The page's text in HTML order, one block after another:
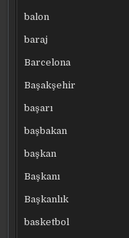
balon
baraj
Barcelona
Başakşehir
başarı
başbakan
başkan
Başkanı
Başkanlık
basketbol